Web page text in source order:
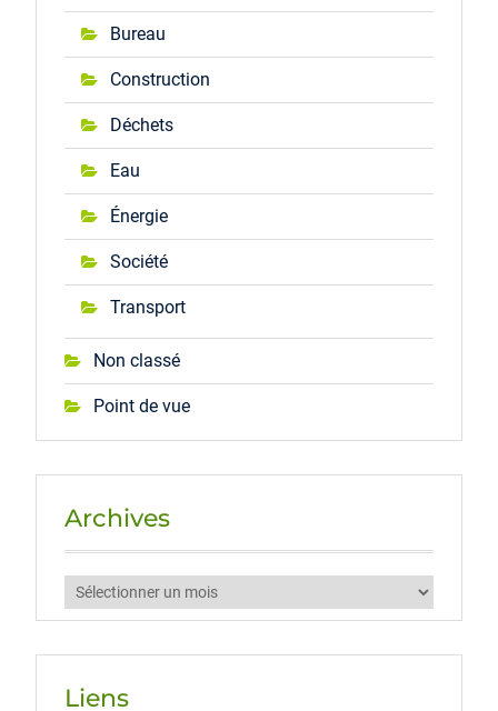
Bureau
Construction
Déchets
Eau
Énergie
Société
Transport
Non classé
Point de vue
Archives
Archives
Liens